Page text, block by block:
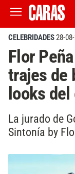
CELEBRIDADES28-
Flor
trajes de
looks del
La jurado de
Sintonía by